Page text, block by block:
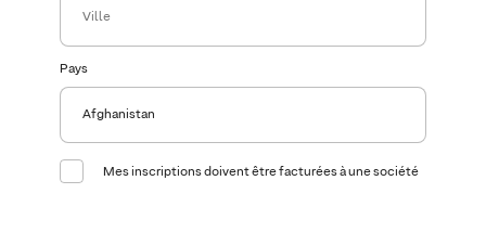
Pays
Mes inscriptions doivent être facturées à une société